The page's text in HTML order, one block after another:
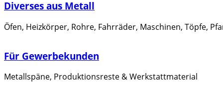
Diverses aus Metall
Öfen, Heizkörper, Rohre, Fahrräder, Maschinen, Töpfe,
Für Gewerbekunden
Metallspäne, Produktionsreste & Werkstattmaterial